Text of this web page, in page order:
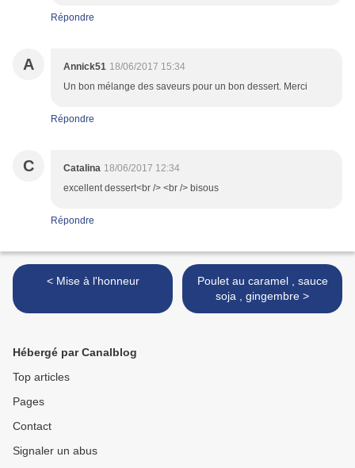
Répondre
A Annick51 18/06/2017 15:34
Un bon mélange des saveurs pour un bon dessert. Merci
Répondre
C Catalina 18/06/2017 12:34
excellent dessert<br /> <br /> bisous
Répondre
< Mise à l'honneur
Poulet au caramel , sauce
soja , gingembre >
Hébergé par Canalblog
Top articles
Pages
Contact
Signaler un abus